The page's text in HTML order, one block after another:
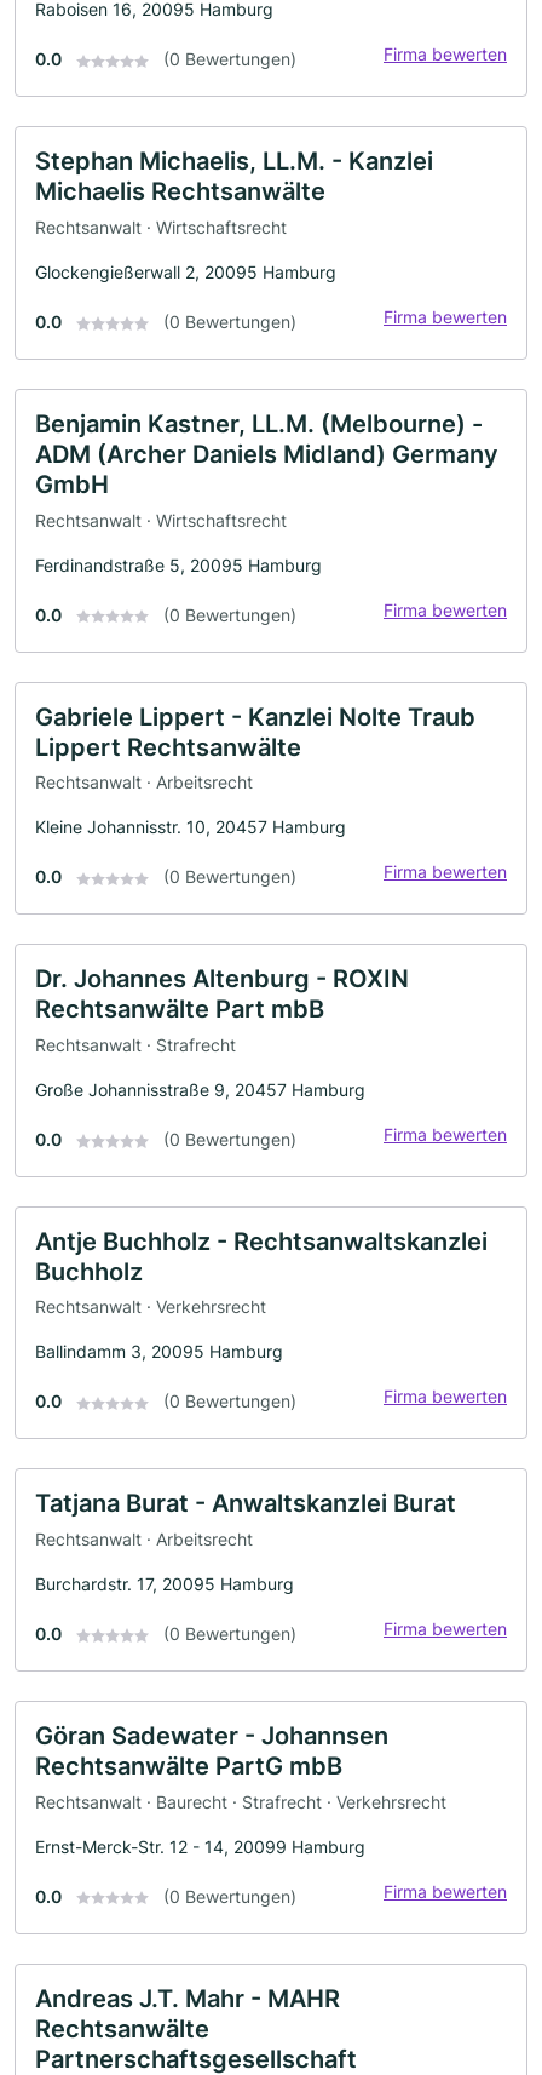
Raboisen 16, 20095 Hamburg
0.0 (0 Bewertungen) Firma bewerten
Stephan Michaelis, LL.M. - Kanzlei
Michaelis Rechtsanwälte
Rechtsanwalt · Wirtschaftsrecht
Glockengießerwall 2, 20095 Hamburg
0.0 (0 Bewertungen) Firma bewerten
Benjamin Kastner, LL.M. (Melbourne) -
ADM (Archer Daniels Midland) Germany
GmbH
Rechtsanwalt · Wirtschaftsrecht
Ferdinandstraße 5, 20095 Hamburg
0.0 (0 Bewertungen) Firma bewerten
Gabriele Lippert - Kanzlei Nolte Traub
Lippert Rechtsanwälte
Rechtsanwalt · Arbeitsrecht
Kleine Johannisstr. 10, 20457 Hamburg
0.0 (0 Bewertungen) Firma bewerten
Dr. Johannes Altenburg - ROXIN
Rechtsanwälte Part mbB
Rechtsanwalt · Strafrecht
Große Johannisstraße 9, 20457 Hamburg
0.0 (0 Bewertungen) Firma bewerten
Antje Buchholz - Rechtsanwaltskanzlei
Buchholz
Rechtsanwalt · Verkehrsrecht
Ballindamm 3, 20095 Hamburg
0.0 (0 Bewertungen) Firma bewerten
Tatjana Burat - Anwaltskanzlei Burat
Rechtsanwalt · Arbeitsrecht
Burchardstr. 17, 20095 Hamburg
0.0 (0 Bewertungen) Firma bewerten
Göran Sadewater - Johannsen
Rechtsanwälte PartG mbB
Rechtsanwalt · Baurecht · Strafrecht · Verkehrsrecht
Ernst-Merck-Str. 12 - 14, 20099 Hamburg
0.0 (0 Bewertungen) Firma bewerten
Andreas J.T. Mahr - MAHR
Rechtsanwälte
Partnerschaftsgesellschaft